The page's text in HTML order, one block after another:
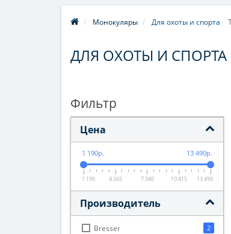
Монокуляры Для охоты и спорта
ДЛЯ ОХОТЫ И СПОРТА
Фильтр
Цена
1 190р. 13 490р.
1 190 4 265 7 340 10 415 13 490
Производитель
Bresser 2